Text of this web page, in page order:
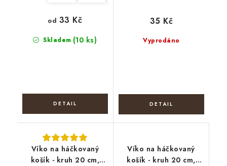
Skladem (10 ks)
od 33 Kč
Vyprodáno
35 Kč
Víko na háčkovaný
košík - kruh 20 cm,
Víko na háčkovaný
košík - kruh 20 cm,